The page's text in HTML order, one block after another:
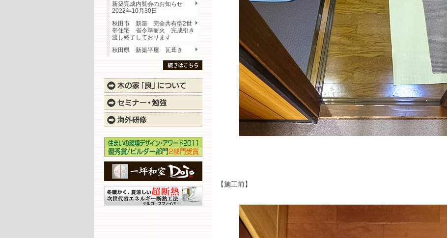
【施工前】
新築完成内覧会のお知らせ
2022年10月30日
秋田市 新築 完全共有型2世
帯住宅 省令準耐火 完成引き
渡し終了しております
秋田県 新築平屋 瓦葺き